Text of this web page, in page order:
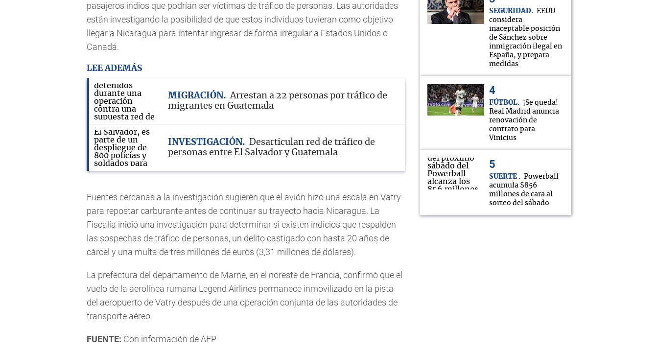
pasajeros indios que podrían ser víctimas de tráfico de personas. Las autoridades
están investigando la posibilidad de que estos individuos tuvieran como objetivo
llegar a Nicaragua para intentar ingresar de forma irregular a Estados Unidos o
Canadá.
LEE ADEMÁS
MIGRACIÓN
Arrestan a 22 personas por tráfico de
migrantes en Guatemala
INVESTIGACIÓN
Desarticulan red de tráfico de
personas entre El Salvador y Guatemala
Fuentes cercanas a la investigación sugieren que el avión hizo una escala en Vatry
para repostar carburante antes de continuar su trayecto hacia Nicaragua. La
Fiscalía inició una investigación para determinar si existen indicios que respalden
las sospechas de tráfico de personas, un delito castigado con hasta 20 años de
cárcel y una multa de tres millones de euros (3,31 millones de dólares).
La prefectura del departamento de Marne, en el noreste de Francia, confirmó que el
vuelo de la aerolínea rumana Legend Airlines permanece inmovilizado en la pista
del aeropuerto de Vatry después de una operación conjunta de las autoridades de
transporte aéreo.
FUENTE: Con información de AFP
SEGURIDAD
EEUU
considera
inaceptable posición
de Sánchez sobre
inmigración ilegal en
España, y prepara
medidas
FÚTBOL
¡Se queda!
Real Madrid anuncia
renovación de
contrato para
Vinicius
SUERTE
Powerball
acumula $856
millones de cara al
sorteo del sábado